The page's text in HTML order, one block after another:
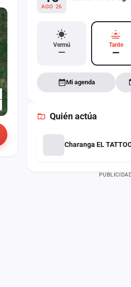
AGO 26
Vermú
—
Tarde
—
Mi agenda
Quién actúa
Charanga EL